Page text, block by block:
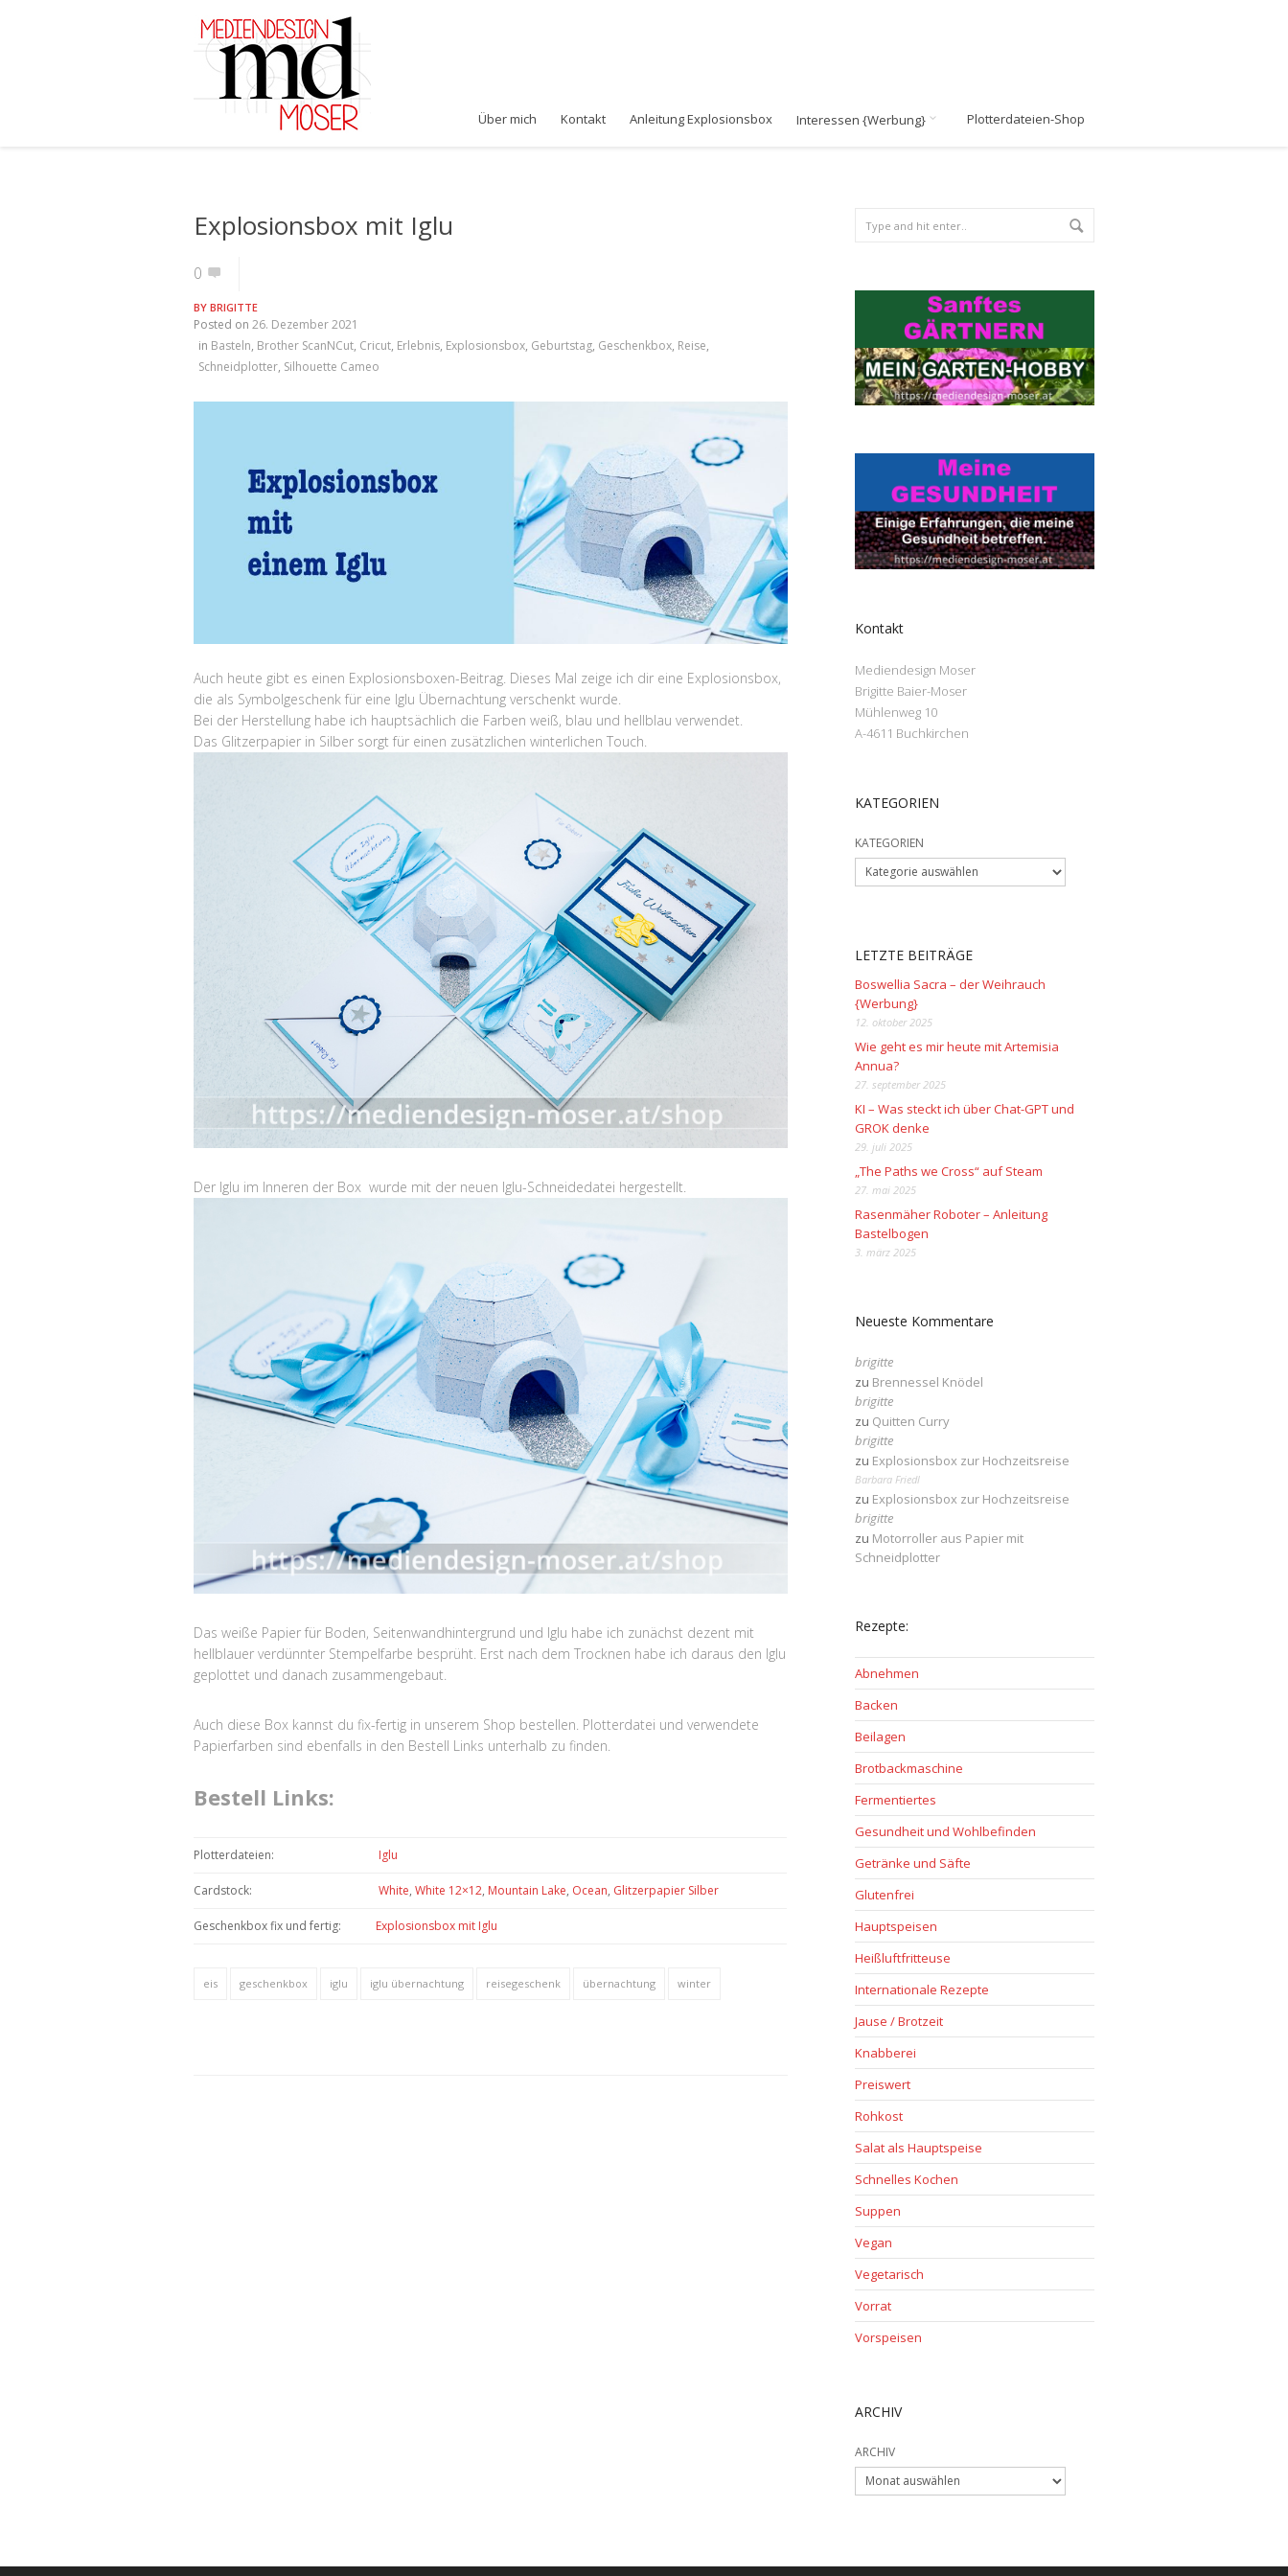
Über mich Kontakt Anleitung Explosionsbox Interessen {Werbung} Plotterdateien-Shop
Explosionsbox mit Iglu
0
BY BRIGITTE
Posted on 26. Dezember 2021
in Basteln, Brother ScanNCut, Cricut, Erlebnis, Explosionsbox, Geburtstag, Geschenkbox, Reise,
Schneidplotter, Silhouette Cameo
Auch heute gibt es einen Explosionsboxen-Beitrag. Dieses Mal zeige ich dir eine Explosionsbox,
die als Symbolgeschenk für eine Iglu Übernachtung verschenkt wurde.
Bei der Herstellung habe ich hauptsächlich die Farben weiß, blau und hellblau verwendet.
Das Glitzerpapier in Silber sorgt für einen zusätzlichen winterlichen Touch.
Der Iglu im Inneren der Box wurde mit der neuen Iglu-Schneidedatei hergestellt.
Das weiße Papier für Boden, Seitenwandhintergrund und Iglu habe ich zunächst dezent mit
hellblauer verdünnter Stempelfarbe besprüht. Erst nach dem Trocknen habe ich daraus den Iglu
geplottet und danach zusammengebaut.
Auch diese Box kannst du fix-fertig in unserem Shop bestellen. Plotterdatei und verwendete
Papierfarben sind ebenfalls in den Bestell Links unterhalb zu finden.
Bestell Links:
Plotterdateien: Iglu
Cardstock: White, White 12×12, Mountain Lake, Ocean, Glitzerpapier Silber
Geschenkbox fix und fertig: Explosionsbox mit Iglu
eis geschenkbox iglu iglu übernachtung reisegeschenk übernachtung winter
Kontakt
Mediendesign Moser
Brigitte Baier-Moser
Mühlenweg 10
A-4611 Buchkirchen
KATEGORIEN
KATEGORIEN
LETZTE BEITRÄGE
Boswellia Sacra – der Weihrauch
{Werbung}
12. oktober 2025
Wie geht es mir heute mit Artemisia
Annua?
27. september 2025
KI – Was steckt ich über Chat-GPT und
GROK denke
29. juli 2025
„The Paths we Cross“ auf Steam
27. mai 2025
Rasenmäher Roboter – Anleitung
Bastelbogen
3. märz 2025
Neueste Kommentare
brigitte
zu Brennessel Knödel
brigitte
zu Quitten Curry
brigitte
zu Explosionsbox zur Hochzeitsreise
Barbara Friedl
zu Explosionsbox zur Hochzeitsreise
brigitte
zu Motorroller aus Papier mit
Schneidplotter
Rezepte:
Abnehmen
Backen
Beilagen
Brotbackmaschine
Fermentiertes
Gesundheit und Wohlbefinden
Getränke und Säfte
Glutenfrei
Hauptspeisen
Heißluftfritteuse
Internationale Rezepte
Jause / Brotzeit
Knabberei
Preiswert
Rohkost
Salat als Hauptspeise
Schnelles Kochen
Suppen
Vegan
Vegetarisch
Vorrat
Vorspeisen
ARCHIV
ARCHIV